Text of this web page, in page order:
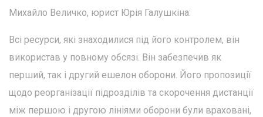
Михайло Величко, юрист Юрія Галушкіна:
Всі ресурси, які знаходилися під його контролем, він
використав у повному обсязі. Він забезпечив як
перший, так і другий ешелон оборони. Його пропозиції
щодо реорганізації підрозділів та скорочення дистанції
між першою і другою лініями оборони були враховані,